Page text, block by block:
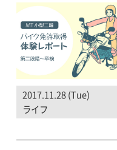
2017.11.28 (Tue)
ライフ